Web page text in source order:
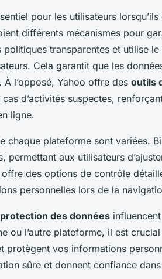
pour les utilisateurs
différents mécanismes pour
politiques transparentes et utilise
Cela garantit que les
l’opposé, Yahoo offre des outils
d’activités suspectes,
ligne.
chaque plateforme sont variées.
permettant aux utilisateurs
des options de contrôle
personnelles lors de la
protection des données
ou l’autre plateforme, il est
protègent vos informations
sûre et donnent confiance